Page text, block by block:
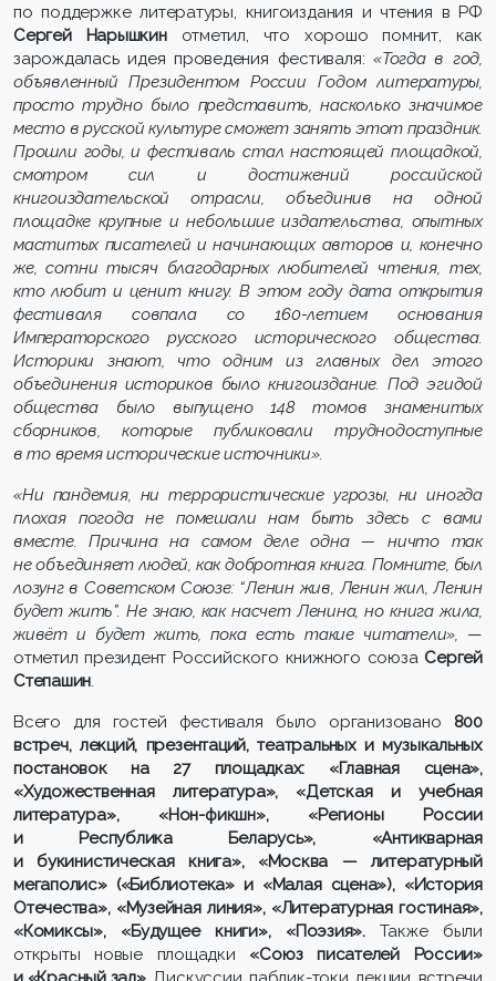
по поддержке литературы, книгоиздания и чтения в РФ
Сергей Нарышкинотметил, что хорошо помнит, как
зарождалась идея проведения фестиваля:«Тогда в год,
объявленный Президентом России Годом литературы,
просто трудно было представить, насколько значимое
место в русской культуре сможет занять этот праздник.
Прошли годы, и фестиваль стал настоящей площадкой,
смотром сил и достижений российской
книгоиздательской отрасли, объединив на одной
площадке крупные и небольшие издательства, опытных
маститых писателей и начинающих авторов и, конечно
же, сотни тысяч благодарных любителей чтения, тех,
кто любит и ценит книгу. В этом году дата открытия
фестиваля совпала со 160-летием основания
Императорского русского исторического общества.
Историки знают, что одним из главных дел этого
объединения историков было книгоиздание. Под эгидой
общества было выпущено 148 томов знаменитых
сборников, которые публиковали труднодоступные
в то время исторические источники».
«Ни пандемия, ни террористические угрозы, ни иногда
плохая погода не помешали нам быть здесь с вами
вместе. Причина на самом деле одна — ничто так
не объединяет людей, как добротная книга. Помните, был
лозунг в Советском Союзе: “Ленин жив, Ленин жил, Ленин
будет жить”. Не знаю, как насчет Ленина, но книга жила,
живёт и будет жить, пока есть такие читатели», —
отметил президент Российского книжного союза Сергей
Степашин.
Всего для гостей фестиваля было организовано 800
встреч, лекций, презентаций, театральных и музыкальных
постановок на 27 площадках: «Главная сцена»,
«Художественная литература», «Детская и учебная
литература», «Нон-фикшн», «Регионы России
и Республика Беларусь», «Антикварная
и букинистическая книга», «Москва — литературный
мегаполис» («Библиотека» и «Малая сцена»), «История
Отечества», «Музейная линия», «Литературная гостиная»,
«Комиксы», «Будущее книги», «Поэзия».Также были
открыты новые площадки «Союз писателей России»